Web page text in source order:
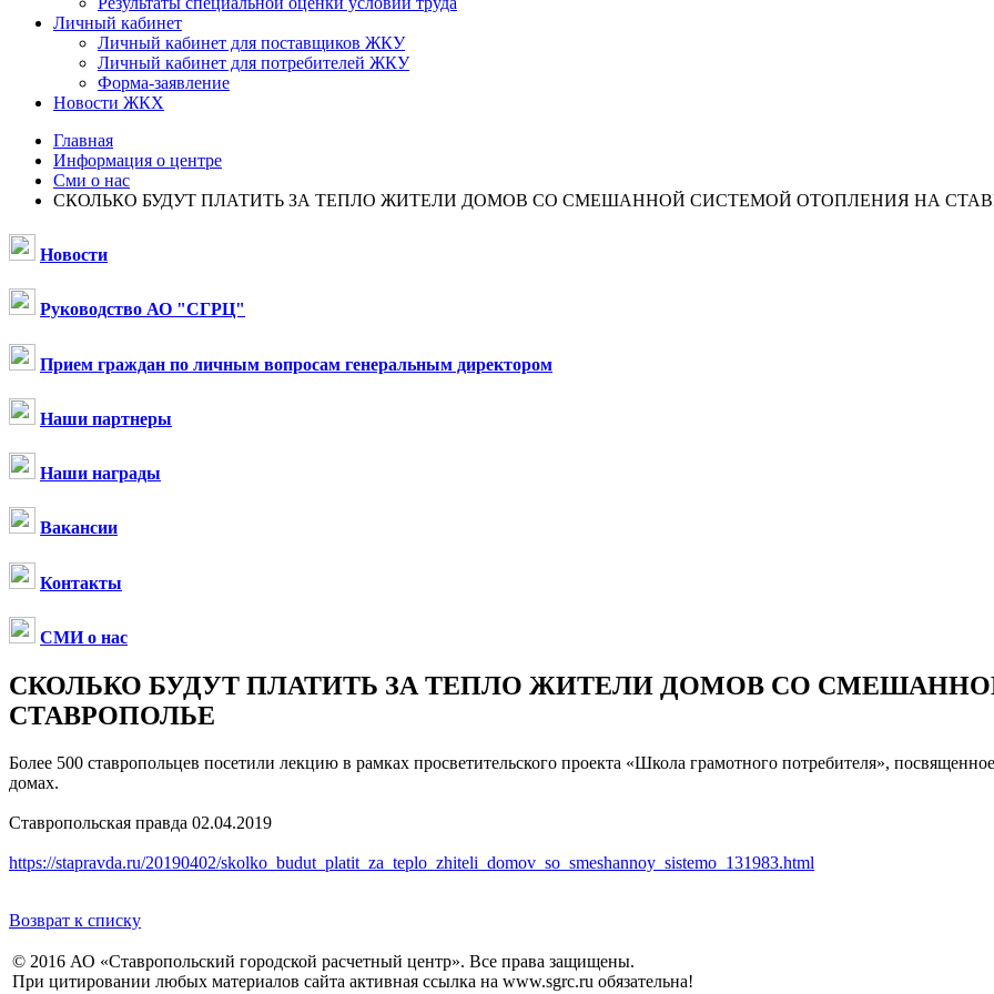
Личный кабинет
Личный кабинет для поставщиков ЖКУ
Личный кабинет для потребителей ЖКУ
Форма-заявление
Новости ЖКХ
Главная
Информация о центре
Сми о нас
СКОЛЬКО БУДУТ ПЛАТИТЬ ЗА ТЕПЛО ЖИТЕЛИ ДОМОВ СО СМЕШАННОЙ СИСТЕМОЙ ОТОПЛЕНИЯ НА
Новости
Руководство АО "СГРЦ"
Прием граждан по личным вопросам генеральным директором
Наши партнеры
Наши награды
Вакансии
Контакты
СМИ о нас
СКОЛЬКО БУДУТ ПЛАТИТЬ ЗА ТЕПЛО ЖИТЕЛИ ДОМОВ СО
СТАВРОПОЛЬЕ
Более 500 ставропольцев посетили лекцию в рамках просветительского проекта «Школа грамотного потребителя»,
домах.
Ставропольская правда 02.04.2019
https://stapravda.ru/20190402/skolko_budut_platit_za_teplo_zhiteli_domov_so_smeshannoy_sistemo_131983.html
Возврат к списку
© 2016 АО «Ставропольский городской расчетный центр». Все права защищены.
При цитировании любых материалов сайта активная ссылка на www.sgrc.ru обязательна!